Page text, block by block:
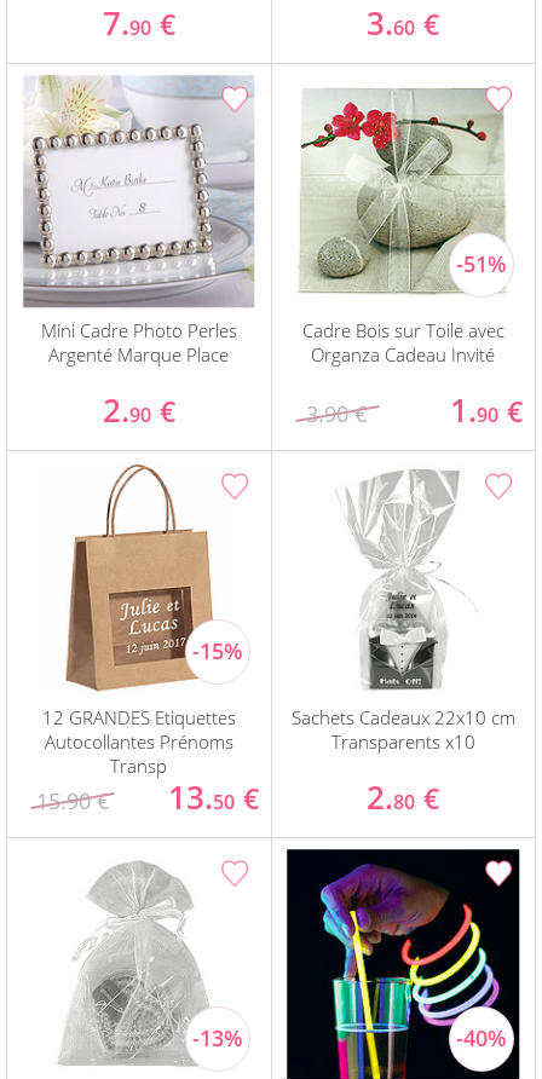
7.90 € 3.60 €
Mini Cadre Photo Perles
Argenté Marque Place
2.90 €
Cadre Bois sur Toile avec
Organza Cadeau Invité
3.90 € 1.90 €
12 GRANDES Etiquettes
Autocollantes Prénoms
Transp
15.90 € 13.50 €
Sachets Cadeaux 22x10 cm
Transparents x10
2.80 €